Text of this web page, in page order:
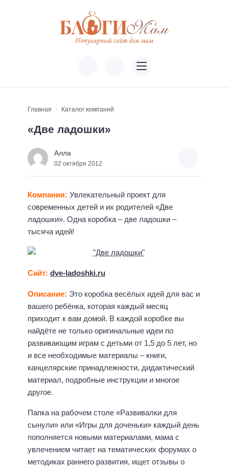
Главная Каталог компаний
«Две ладошки»
Алла
02 октября 2012
Компания: Увлекательный проект для
современных детей и их родителей «Две
ладошки». Одна коробка – две ладошки –
тысяча идей!
Сайт: dve-ladoshki.ru
Описание: Это коробка весёлых идей для вас и
вашего ребёнка, которая каждый месяц
приходит к вам домой. В каждой коробке вы
найдёте не только оригинальные идеи по
развивающим играм с детьми от 1,5 до 5 лет, но
и все необходимые материалы – книги,
канцелярские принадлежности, дидактический
материал, подробные инструкции и многое
другое.
Папка на рабочем столе «Развивалки для
сынули» или «Игры для доченьки» каждый день
пополняется новыми материалами, мама с
увлечением читает на тематических форумах о
методиках раннего развития, ищет отзывы о